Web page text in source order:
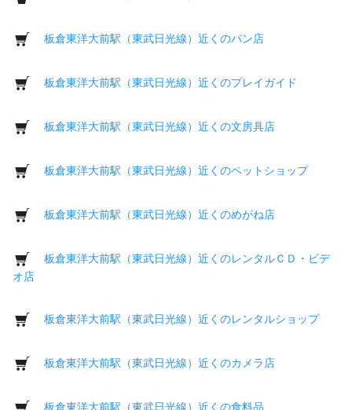
板倉東洋大前駅（東武日光線）近くのパン店
板倉東洋大前駅（東武日光線）近くのプレイガイド
板倉東洋大前駅（東武日光線）近くの文房具店
板倉東洋大前駅（東武日光線）近くのペットショップ
板倉東洋大前駅（東武日光線）近くのめがね店
板倉東洋大前駅（東武日光線）近くのレンタルＣＤ・ビデ
オ店
板倉東洋大前駅（東武日光線）近くのレンタルショップ
板倉東洋大前駅（東武日光線）近くのカメラ店
板倉東洋大前駅（東武日光線）近くの食料品